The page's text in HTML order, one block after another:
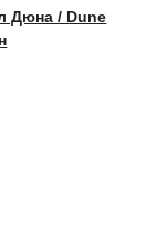
Дюна / Dune